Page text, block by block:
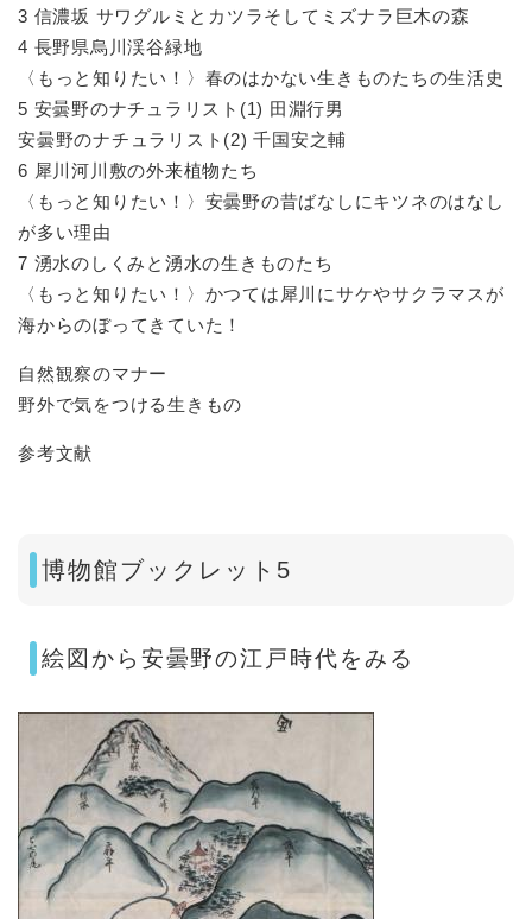
3 信濃坂 サワグルミとカツラそしてミズナラ巨木の森
4 長野県烏川渓谷緑地
〈もっと知りたい！〉春のはかない生きものたちの生活史
5 安曇野のナチュラリスト(1) 田淵行男
安曇野のナチュラリスト(2) 千国安之輔
6 犀川河川敷の外来植物たち
〈もっと知りたい！〉安曇野の昔ばなしにキツネのはなし
が多い理由
7 湧水のしくみと湧水の生きものたち
〈もっと知りたい！〉かつては犀川にサケやサクラマスが
海からのぼってきていた！
自然観察のマナー
野外で気をつける生きもの
参考文献
博物館ブックレット5
絵図から安曇野の江戸時代をみる